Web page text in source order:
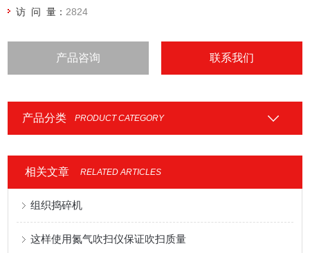
访 问 量： 2824
产品咨询 联系我们
产品分类 PRODUCT CATEGORY
相关文章 RELATED ARTICLES
组织捣碎机
这样使用氮气吹扫仪保证吹扫质量